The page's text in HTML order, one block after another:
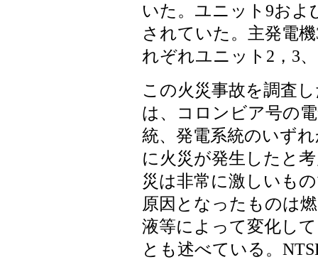
いた。ユニット9およ
されていた。主発電
れぞれユニット2，3
この火災事故を調査
は、コロンビア号の
統、発電系統のいず
に火災が発生したと
災は非常に激しいも
原因となったものは
液等によって変化し
とも述べている。